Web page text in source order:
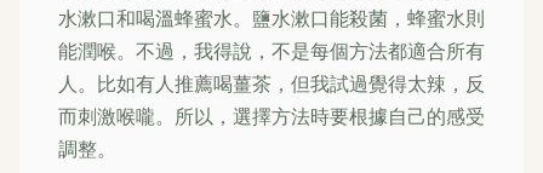
水漱口和喝溫蜂蜜水。鹽水漱口能殺菌，蜂蜜水則
能潤喉。不過，我得說，不是每個方法都適合所有
人。比如有人推薦喝薑茶，但我試過覺得太辣，反
而刺激喉嚨。所以，選擇方法時要根據自己的感受
調整。